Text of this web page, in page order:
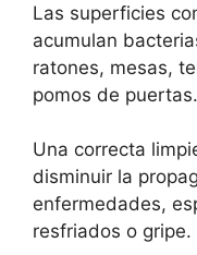
Las superficies
acumulan
ratones, mesas,
pomos de puertas.
Una correcta
disminuir la
enfermedades,
resfriados o gripe.